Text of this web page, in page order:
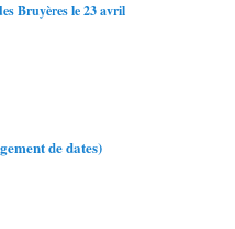
Bruyères le 23 avril
de dates)